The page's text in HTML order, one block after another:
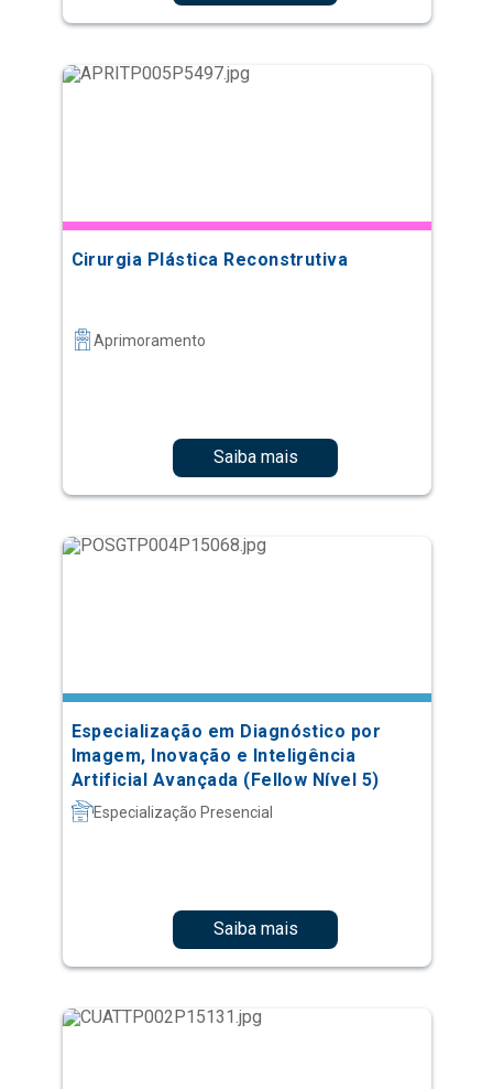
Cirurgia Plástica Reconstrutiva
Aprimoramento
Saiba mais
Especialização em Diagnóstico por
Imagem, Inovação e Inteligência
Artificial Avançada (Fellow Nível 5)
Especialização Presencial
Saiba mais